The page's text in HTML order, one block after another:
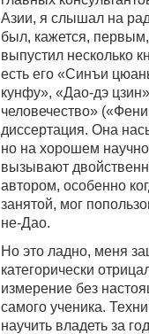
Азии, я слышал на
был, кажется,
выпустил несколько
есть его «Синъи
кунфу», «Дао-дэ
человечество»
диссертация. Она
но на хорошем
вызывают
автором, особенно
занятой, мог
не-Дао.
Но это ладно, меня
категорически
измерение без
самого ученика.
научить владеть за